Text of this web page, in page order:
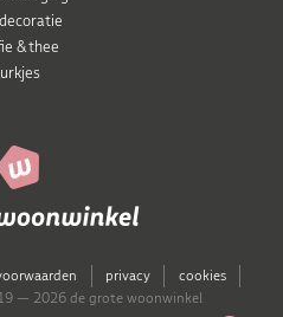
& thee
privacy
cookies
— 2026 de grote woonwinkel